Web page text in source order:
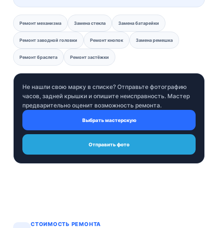
Ремонт механизма Замена стекла Замена батарейки
Ремонт заводной головки Ремонт кнопок Замена ремешка
Ремонт браслета Ремонт застёжки
Не нашли свою марку в списке? Отправьте фотографию
часов, задней крышки и опишите неисправность. Мастер
предварительно оценит возможность ремонта.
Выбрать мастерскую
Отправить фото
СТОИМОСТЬ РЕМОНТА